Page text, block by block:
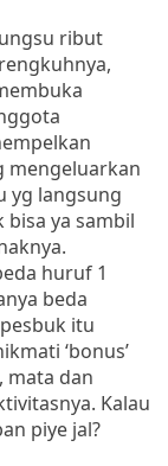
ribut
mengeluarkan
yg langsung
ya sambil
huruf 1
beda
itu
‘bonus’
mata dan
Kalau
piye jal?